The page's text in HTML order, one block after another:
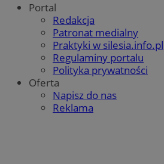
Portal
Redakcja
Patronat medialny
Praktyki w silesia.info.pl
Regulaminy portalu
Polityka prywatności
Oferta
Napisz do nas
Reklama